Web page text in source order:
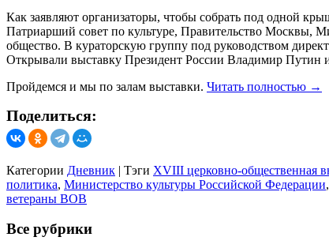
Как заявляют организаторы, чтобы собрать под одной
Патриарший совет по культуре, Правительство Москвы,
общество. В кураторскую группу под руководством
Открывали выставку Президент России Владимир Путин
Пройдемся и мы по залам выставки. Читать полностью →
Поделиться:
Категории Дневник | Тэги XVIII церковно-общественная
политика, Министерство культуры Российской Федерации,
ветераны ВОВ
Все рубрики